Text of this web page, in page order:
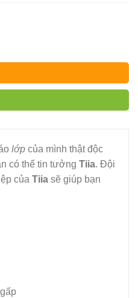
lớp của mình thật độc
có thể tin tưởng Tiia. Đội
của Tiia sẽ giúp bạn